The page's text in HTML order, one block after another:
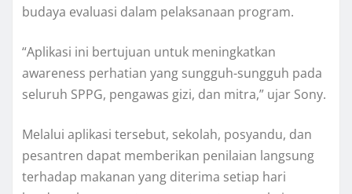
budaya evaluasi dalam pelaksanaan program.
“Aplikasi ini bertujuan untuk meningkatkan
awareness perhatian yang sungguh-sungguh pada
seluruh SPPG, pengawas gizi, dan mitra,” ujar Sony.
Melalui aplikasi tersebut, sekolah, posyandu, dan
pesantren dapat memberikan penilaian langsung
terhadap makanan yang diterima setiap hari